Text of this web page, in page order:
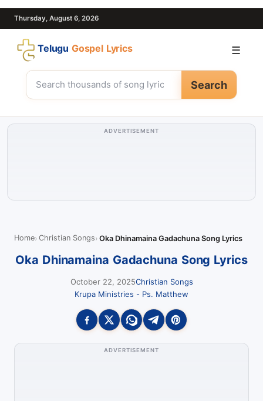
Thursday, August 6, 2026
Telugu Gospel Lyrics
Search
☰
ADVERTISEMENT
Home Christian Songs Oka Dhinamaina Gadachuna Song Lyrics
Oka Dhinamaina Gadachuna Song Lyrics
October 22, 2025Christian Songs
Krupa Ministries - Ps. Matthew
ADVERTISEMENT